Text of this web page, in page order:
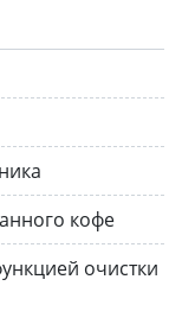
кофе
очистки